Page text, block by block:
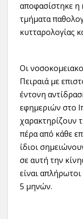
αποφασίστηκε
τμήματα
κυτταρολογίας
Οι
Πειραιά με
έντονη
εφημεριών στο
χαρακτηρίζουν
πέρα από κάθε
ίδιοι
σε αυτή την
είναι
5 μηνών.